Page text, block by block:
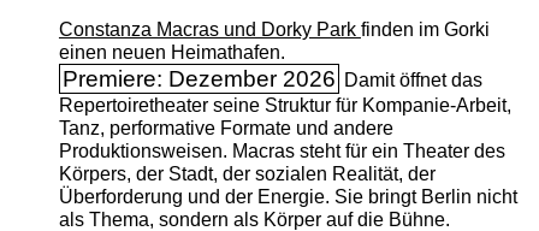
Constanza Macras und Dorky Park finden im Gorki
einen neuen Heimathafen.
Premiere: Dezember 2026 Damit öffnet das
Repertoiretheater seine Struktur für Kompanie-Arbeit,
Tanz, performative Formate und andere
Produktionsweisen. Macras steht für ein Theater des
Körpers, der Stadt, der sozialen Realität, der
Überforderung und der Energie. Sie bringt Berlin nicht
als Thema, sondern als Körper auf die Bühne.